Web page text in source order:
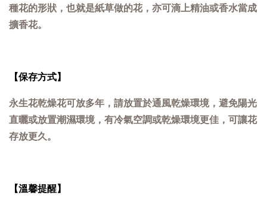
種花的形狀，也就是紙草做的花 ，亦可滴上精油或香水當成
擴香花。
【保存方式】
永生花乾燥花可放多年，請放置於通風乾燥環境，避免陽光
直曬或放置潮濕環境，有冷氣空調或乾燥環境更佳，可讓花
存放更久。
【溫馨提醒】